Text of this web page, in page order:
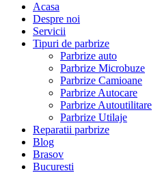
Acasa
Despre noi
Servicii
Tipuri de parbrize
Parbrize auto
Parbrize Microbuze
Parbrize Camioane
Parbrize Autocare
Parbrize Autoutilitare
Parbrize Utilaje
Reparatii parbrize
Blog
Brasov
Bucuresti